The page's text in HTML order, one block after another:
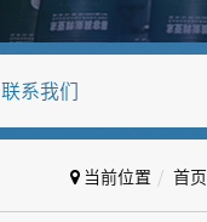
联系我们
当前位置 首页